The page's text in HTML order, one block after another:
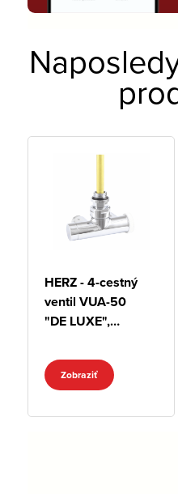
HERZ - 4-cestný
ventil VUA-50
"DE LUXE",
termostatickým
zvrškom
Zobraziť